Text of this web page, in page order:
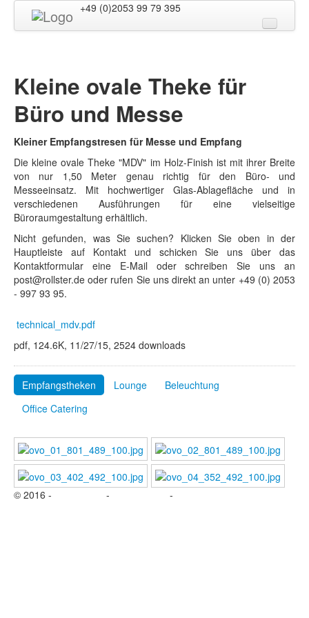
+49 (0)2053 99 79 395
+49 (0)2053 99 79 395
Produkte
Empfang
Büromöbel
Kantinenmöbel
Kleine ovale Theke für
Büro und Messe
Kleiner Empfangstresen für Messe und Empfang
Die kleine ovale Theke "MDV" im Holz-Finish ist mit ihrer Breite
von nur 1,50 Meter genau richtig für den Büro- und
Messeeinsatz. Mit hochwertiger Glas-Ablagefläche und in
verschiedenen Ausführungen für eine vielseitige
Büroraumgestaltung erhältlich.
Nicht gefunden, was Sie suchen? Klicken Sie oben in der
Hauptleiste auf Kontakt und schicken Sie uns über das
Kontaktformular eine E-Mail oder schreiben Sie uns an
post@rollster.de oder rufen Sie uns direkt an unter +49 (0) 2053
- 997 93 95.
technical_mdv.pdf
pdf, 124.6K, 11/27/15, 2524 downloads
Empfangstheken Lounge
Beleuchtung
Office Catering
© 2016 - - -